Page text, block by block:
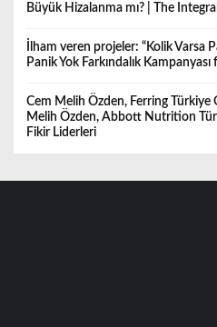
Büyük Hizalanma mı? | The
İlham veren projeler: “Kolik Varsa
Panik Yok Farkındalık
Cem Melih Özden, Ferring
Melih Özden, Abbott Nutrition
Fikir Liderleri